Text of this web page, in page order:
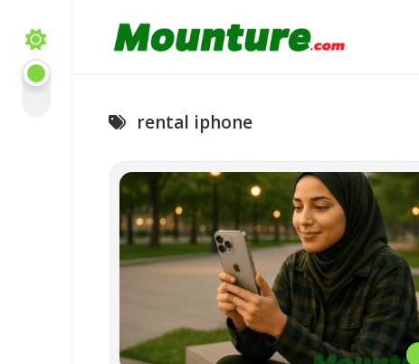
content
rental iphone